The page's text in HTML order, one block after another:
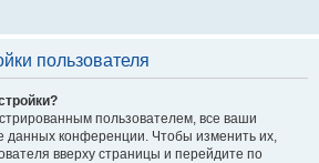
пользователя
пользователем, все ваши
данных конференции. Чтобы изменить их,
вверху страницы и перейдите по